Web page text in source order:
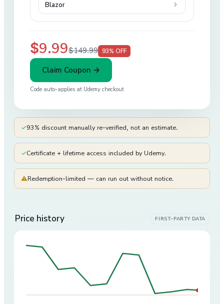
Blazor
$9.99$149.99 93% OFF
Claim Coupon →
Code auto-applies at Udemy checkout
✓93% discount manually re-verified, not an estimate.
✓Certificate + lifetime access included by Udemy.
⚠Redemption-limited — can run out without notice.
Price history FIRST-PARTY DATA